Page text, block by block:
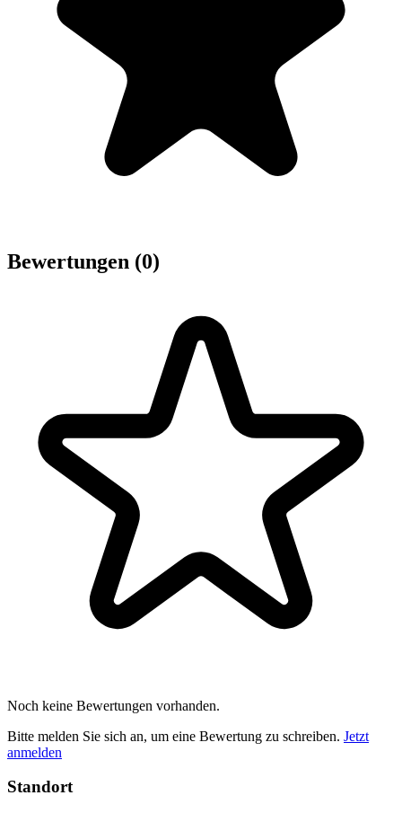
Bewertungen (0)
Noch keine Bewertungen vorhanden.
Bitte melden Sie sich an, um eine Bewertung zu schreiben. Jetzt
anmelden
Standort